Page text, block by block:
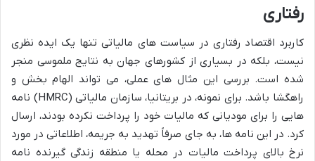
رفتاری
کاربرد اقتصاد رفتاری در سیاست های مالیاتی تنها یک ایده نظری
نیست، بلکه در بسیاری از کشورهای جهان به نتایج ملموسی منجر
شده است. بررسی این مثال های عملی، می تواند الهام بخش و
راهگشا باشد. برای نمونه، در بریتانیا، سازمان مالیاتی (HMRC) نامه
هایی را برای مودیانی که مالیات خود را پرداخت نکرده بودند، ارسال
کرد. در این نامه ها، به جای صرفاً تهدید به جریمه، اطلاعاتی در مورد
نرخ بالای پرداخت مالیات در محله یا منطقه زندگی گیرنده نامه